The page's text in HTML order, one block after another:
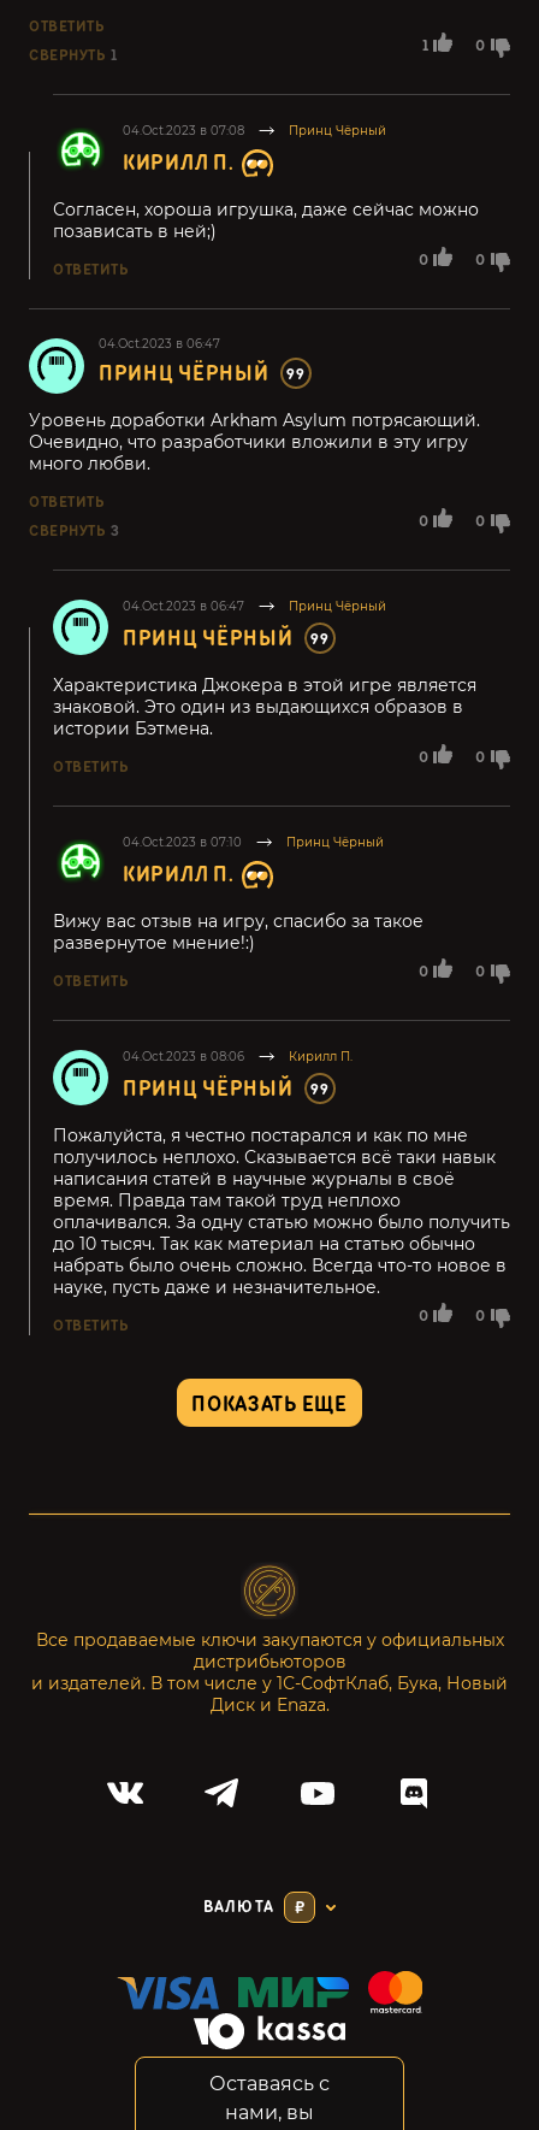
1 0
ОТВЕТИТЬ
СВЕРНУТЬ 1
04.Oct.2023 в 07:08 Принц Чёрный
КИРИЛЛ П.
0 0
Согласен, хороша игрушка, даже сейчас можно
позависать в ней;)
ОТВЕТИТЬ
04.Oct.2023 в 06:47
ПРИНЦ ЧЁРНЫЙ 99
0 0
Уровень доработки Arkham Asylum потрясающий.
Очевидно, что разработчики вложили в эту игру
много любви.
ОТВЕТИТЬ
СВЕРНУТЬ 3
04.Oct.2023 в 06:47 Принц Чёрный
ПРИНЦ ЧЁРНЫЙ 99
0 0
Характеристика Джокера в этой игре является
знаковой. Это один из выдающихся образов в
истории Бэтмена.
ОТВЕТИТЬ
04.Oct.2023 в 07:10 Принц Чёрный
КИРИЛЛ П.
0 0
Вижу вас отзыв на игру, спасибо за такое
развернутое мнение!:)
ОТВЕТИТЬ
04.Oct.2023 в 08:06 Кирилл П.
ПРИНЦ ЧЁРНЫЙ 99
0 0
Пожалуйста, я честно постарался и как по мне
получилось неплохо. Сказывается всё таки навык
написания статей в научные журналы в своё
время. Правда там такой труд неплохо
оплачивался. За одну статью можно было получить
до 10 тысяч. Так как материал на статью обычно
набрать было очень сложно. Всегда что-то новое в
науке, пусть даже и незначительное.
ОТВЕТИТЬ
ПОКАЗАТЬ ЕЩЕ
Все продаваемые ключи закупаются у официальных
дистрибьюторов
и издателей. В том числе у 1С-СофтКлаб, Бука, Новый
Диск и Enaza.
ВАЛЮТА ₽
Конфиденциальность
Оставаясь с
нами, вы